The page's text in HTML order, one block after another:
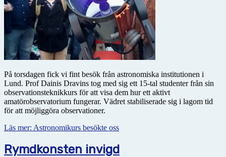
På torsdagen fick vi fint besök från astronomiska institutionen i
Lund. Prof Dainis Dravins tog med sig ett 15-tal studenter från sin
observationsteknikkurs för att visa dem hur ett aktivt
amatörobservatorium fungerar. Vädret stabiliserade sig i lagom tid
för att möjliggöra observationer.
Läs mer: Astronomikurs besökte oss
Rymdkonsten invigd